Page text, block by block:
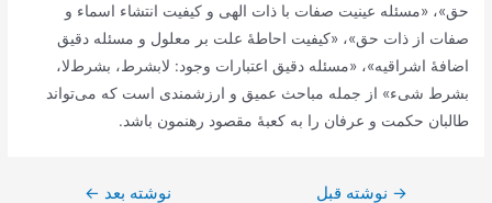
حق»، «مسئله عینیت صفات با ذات الهی و کیفیت انتشاء اسماء و
صفات از ذات حق»، «کیفیت احاطۀ علت بر معلول و مسئله دقیق
اضافۀ اشراقیه»، «مسئله دقیق اعتبارات وجود: لابشرط، بشرط‌لا،
بشرط شیء» از جمله مباحث عمیق و ارزشمندی است که می‌تواند
طالبان حکمت و عرفان را به کعبۀ مقصود رهنمون باشد.
راهبری
→ نوشته قبل نوشته بعد ←